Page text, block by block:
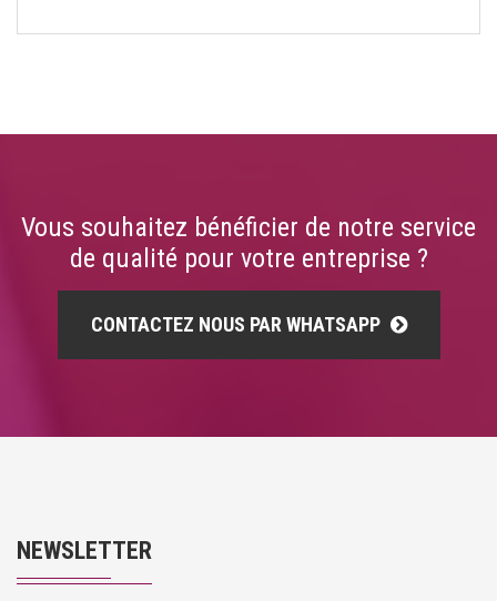
Vous souhaitez bénéficier de notre service
de qualité pour votre entreprise ?
CONTACTEZ NOUS PAR WHATSAPP
NEWSLETTER